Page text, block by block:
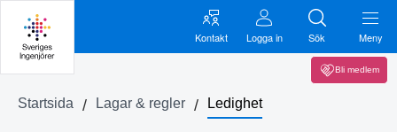
Kontakt Logga in Sök Meny
Bli medlem
Startsida Lagar & regler Ledighet